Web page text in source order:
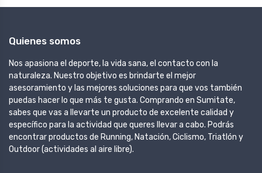
Quienes somos
Nos apasiona el deporte, la vida sana, el contacto con la
naturaleza. Nuestro objetivo es brindarte el mejor
asesoramiento y las mejores soluciones para que vos también
puedas hacer lo que más te gusta. Comprando en Sumitate,
sabes que vas a llevarte un producto de excelente calidad y
específico para la actividad que queres llevar a cabo. Podrás
encontrar productos de Running, Natación, Ciclismo, Triatlón y
Outdoor (actividades al aire libre).